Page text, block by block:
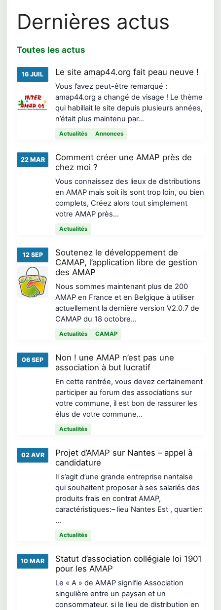
Dernières actus
Toutes les actus
16 JUIL Le site amap44.org fait peau neuve !
Vous l’avez peut-être remarqué :
amap44.org a changé de visage ! Le thème
qui habillait le site depuis plusieurs années,
n’était plus maintenu par…
Actualités Annonces
22 MAR
Comment créer une AMAP près de
chez moi ?
Vous connaissez des lieux de distributions
en AMAP mais soit ils sont trop loin, ou bien
complets, Créez alors tout simplement
votre AMAP près…
Actualités
12 SEP
Soutenez le développement de
CAMAP, l’application libre de gestion
des AMAP
Nous sommes maintenant plus de 200
AMAP en France et en Belgique à utiliser
actuellement la dernière version V2.0.7 de
CAMAP du 18 octobre…
Actualités CAMAP
06 SEP
Non ! une AMAP n’est pas une
association à but lucratif
En cette rentrée, vous devez certainement
participer au forum des associations sur
votre commune, il est bon de rassurer les
élus de votre commune…
Actualités
02 AVR
Projet d’AMAP sur Nantes – appel à
candidature
Il s’agit d’une grande entreprise nantaise
qui souhaitent proposer à ses salariés des
produits frais en contrat AMAP,
caractéristiques:– lieu Nantes Est , quartier:
…
Actualités
10 MAR
Statut d’association collégiale loi 1901
pour les AMAP
Le « A » de AMAP signifie Association
singulière entre un paysan et un
consommateur. si le lieu de distribution en